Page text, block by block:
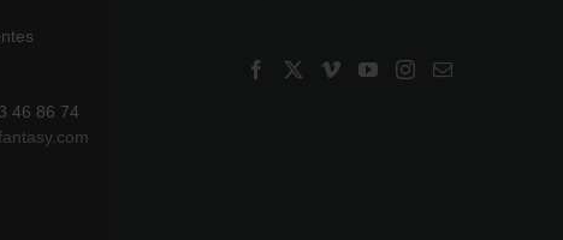
46 86 74